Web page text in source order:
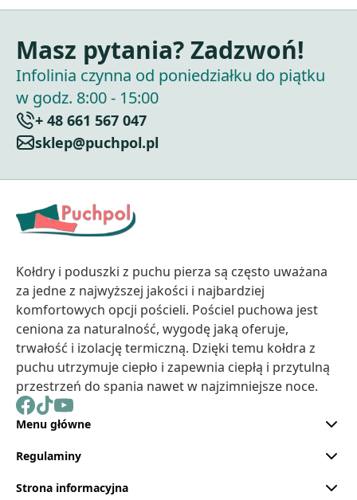
Masz pytania? Zadzwoń!
Infolinia czynna od poniedziałku do piątku
w godz. 8:00 - 15:00
+ 48 661 567 047
sklep@puchpol.pl
Kołdry i poduszki z puchu pierza są często uważana
za jedne z najwyższej jakości i najbardziej
komfortowych opcji pościeli. Pościel puchowa jest
ceniona za naturalność, wygodę jaką oferuje,
trwałość i izolację termiczną. Dzięki temu kołdra z
puchu utrzymuje ciepło i zapewnia ciepłą i przytulną
przestrzeń do spania nawet w najzimniejsze noce.
Menu główne
Regulaminy
Strona informacyjna